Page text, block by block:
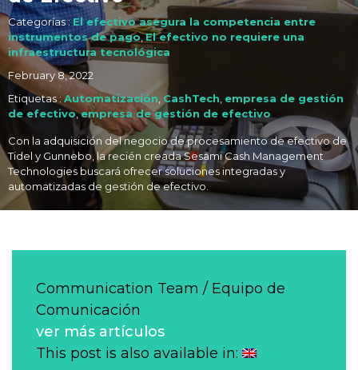
Categorías :El efectivo asegura la competencia entre
instrumentos de pago,El efectivo no requiere una
infraestructura tecnológica
February 8, 2022
Etiquetas :Automatización CashTech empresa de gestión
de efectivo,empresa de gestión de efectivo
Con la adquisición del negocio de procesamiento de efectivo de
Tidel y Gunnebo, la recién creada Sesami Cash Management
Technologies buscará ofrecer soluciones integradas y
automatizadas de gestión de efectivo.
Communication Team / Equipo de
Comunicación
ver más artículos
This post is also available in: